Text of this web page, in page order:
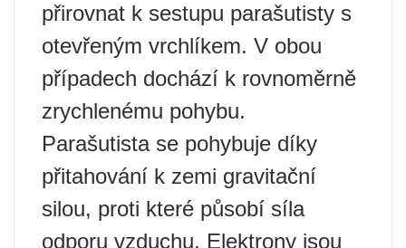
přirovnat k sestupu parašutisty s
otevřeným vrchlíkem. V obou
případech dochází k rovnoměrně
zrychlenému pohybu.
Parašutista se pohybuje díky
přitahování k zemi gravitační
silou, proti které působí síla
odporu vzduchu. Elektrony jsou